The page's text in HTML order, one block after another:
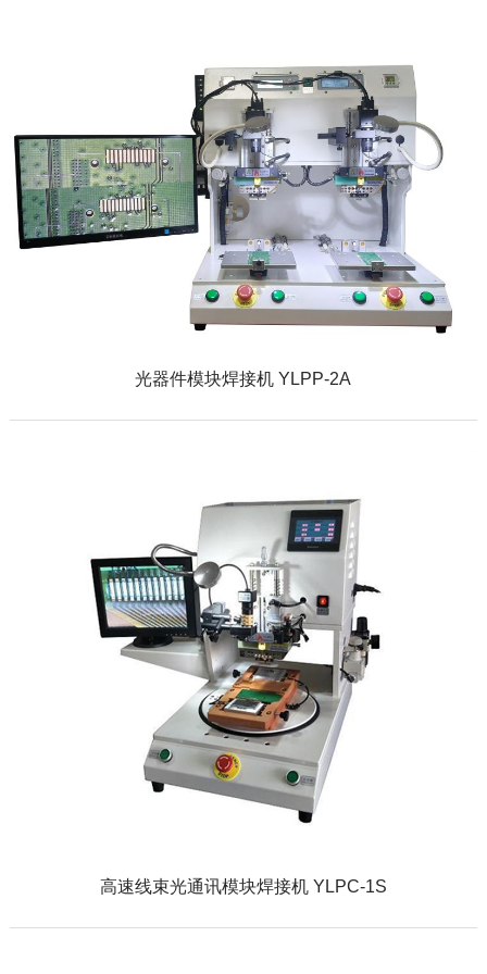
光器件模块焊接机 YLPP-2A
高速线束光通讯模块焊接机 YLPC-1S